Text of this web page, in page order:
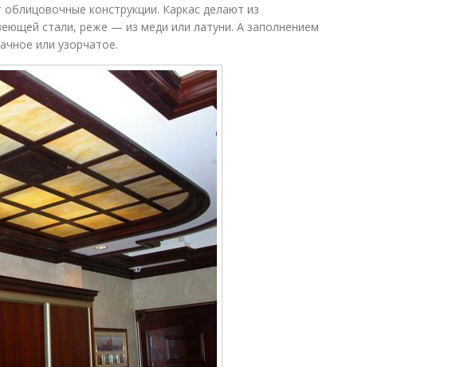
конструкции. Каркас делают из
стали, реже — из меди или латуни. А заполнением
или узорчатое.